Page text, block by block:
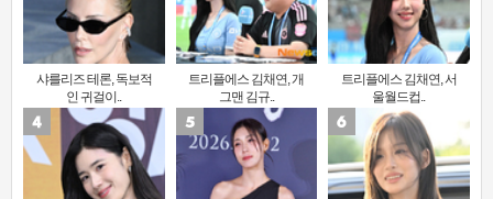
샤를리즈 테론, 독보적
인 귀걸이..
트리플에스 김채연, 개
그맨 김규..
트리플에스 김채연, 서
울월드컵..